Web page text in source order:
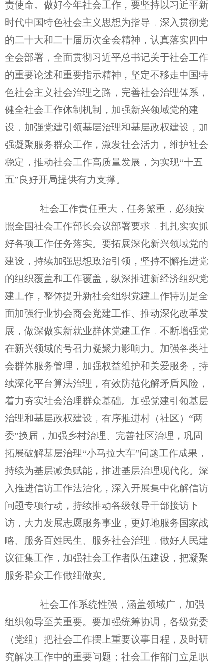
责使命。做好今年社会工作，要坚持以习近平新
时代中国特色社会主义思想为指导，深入贯彻党
的二十大和二十届历次全会精神，认真落实四中
全会部署，全面贯彻习近平总书记关于社会工作
的重要论述和重要指示精神，坚定不移走中国特
色社会主义社会治理之路，完善社会治理体系，
健全社会工作体制机制，加强新兴领域党的建
设，加强党建引领基层治理和基层政权建设，加
强凝聚服务群众工作，激发社会活力，维护社会
稳定，推动社会工作高质量发展，为实现“十五
五”良好开局提供有力支撑。
社会工作责任重大，任务繁重，必须按
照全国社会工作部长会议部署要求，扎扎实实抓
好各项工作任务落实。要拓展深化新兴领域党的
建设，持续加强思想政治引领，坚持不懈推进党
的组织覆盖和工作覆盖，纵深推进新经济组织党
建工作，整体提升新社会组织党建工作特别是全
面加强行业协会商会党建工作、推动深化改革发
展，做深做实新就业群体党建工作，不断增强党
在新兴领域的号召力凝聚力影响力。加强各类社
会群体服务管理，加强权益维护和关爱服务，持
续深化平台算法治理，有效防范化解矛盾风险，
着力夯实社会治理群众基础。加强党建引领基层
治理和基层政权建设，有序推进村（社区）“两
委”换届，加强乡村治理、完善社区治理，巩固
拓展破解基层治理“小马拉大车”问题工作成果，
持续为基层减负赋能，推进基层治理现代化。深
入推进信访工作法治化，深入开展集中化解信访
问题专项行动，持续推动各级领导干部接访下
访，大力发展志愿服务事业，更好地服务国家战
略、服务百姓民生、服务社会治理，做好人民建
议征集工作，加强社会工作者队伍建设，把凝聚
服务群众工作做细做实。
社会工作系统性强，涵盖领域广，加强
组织领导至关重要。要加强统筹协调，各级党委
（党组）把社会工作摆上重要议事日程，及时研
究解决工作中的重要问题；社会工作部门立足职